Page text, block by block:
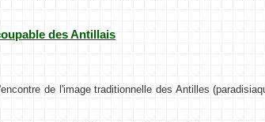
des Antillais
de l'image traditionnelle des Antilles